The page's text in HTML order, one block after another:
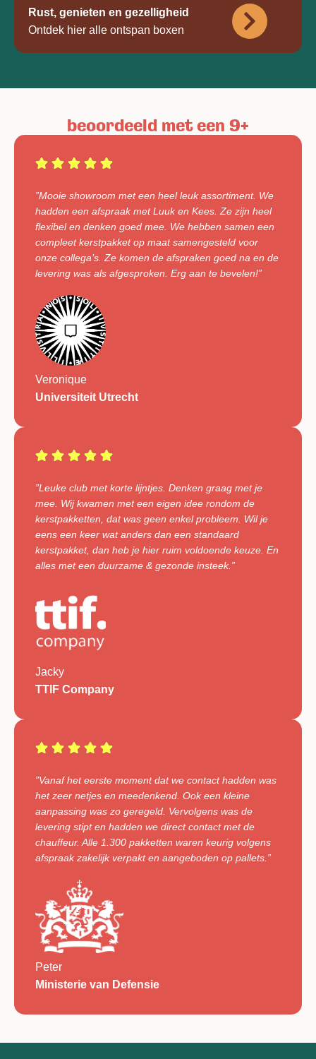
Rust, genieten en gezelligheid
Ontdek hier alle ontspan boxen
beoordeeld met een 9+
”Mooie showroom met een heel leuk assortiment. We
hadden een afspraak met Luuk en Kees. Ze zijn heel
flexibel en denken goed mee. We hebben samen een
compleet kerstpakket op maat samengesteld voor
onze collega’s. Ze komen de afspraken goed na en de
levering was als afgesproken. Erg aan te bevelen!”
Veronique
Universiteit Utrecht
”Leuke club met korte lijntjes. Denken graag met je
mee. Wij kwamen met een eigen idee rondom de
kerstpakketten, dat was geen enkel probleem. Wil je
eens een keer wat anders dan een standaard
kerstpakket, dan heb je hier ruim voldoende keuze. En
alles met een duurzame & gezonde insteek.”
Jacky
TTIF Company
”Vanaf het eerste moment dat we contact hadden was
het zeer netjes en meedenkend. Ook een kleine
aanpassing was zo geregeld. Vervolgens was de
levering stipt en hadden we direct contact met de
chauffeur. Alle 1.300 pakketten waren keurig volgens
afspraak zakelijk verpakt en aangeboden op pallets.”
Peter
Ministerie van Defensie